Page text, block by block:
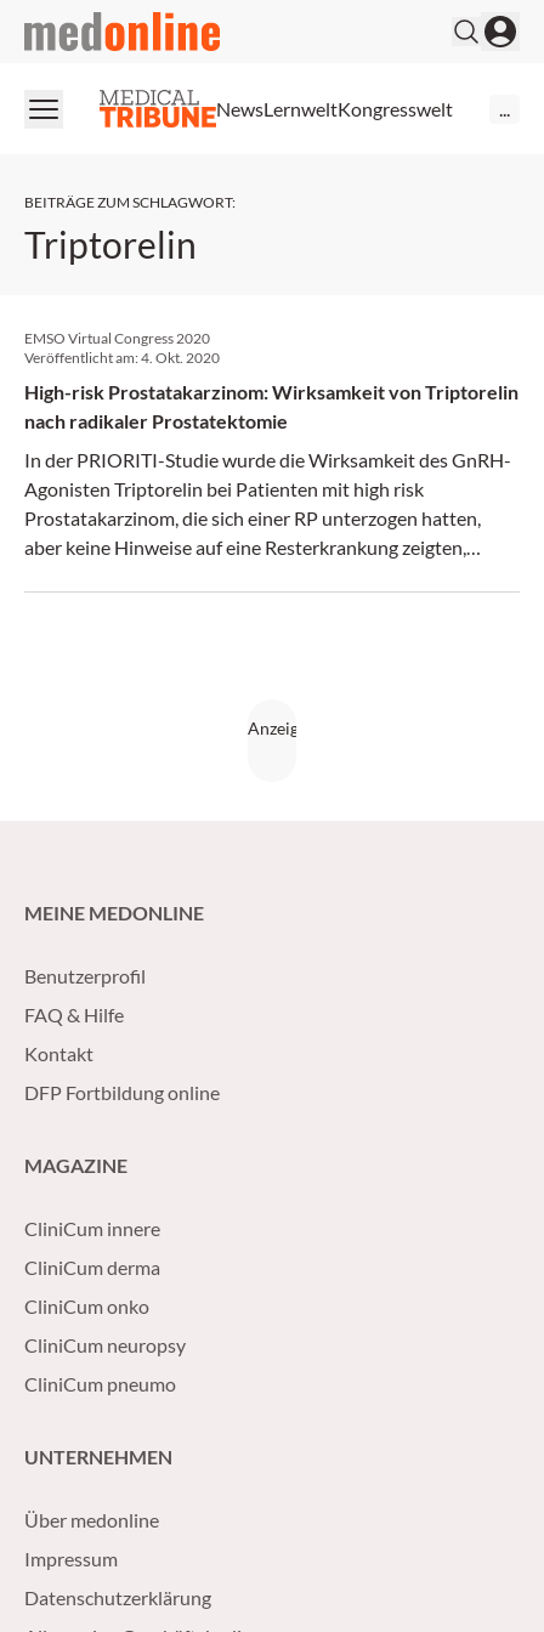
medonline
NewsLernweltKongresswelt
BEITRÄGE ZUM SCHLAGWORT:
Triptorelin
EMSO Virtual Congress 2020
Veröffentlicht am:4. Okt. 2020
High-risk Prostatakarzinom: Wirksamkeit von Triptorelin
nach radikaler Prostatektomie
In der PRIORITI-Studie wurde die Wirksamkeit des GnRH-
Agonisten Triptorelin bei Patienten mit high risk
Prostatakarzinom, die sich einer RP unterzogen hatten,
aber keine Hinweise auf eine Resterkrankung zeigten,
MEINE MEDONLINE
Benutzerprofil
FAQ & Hilfe
Kontakt
DFP Fortbildung online
MAGAZINE
CliniCum innere
CliniCum derma
CliniCum onko
CliniCum neuropsy
CliniCum pneumo
UNTERNEHMEN
Über medonline
Impressum
Datenschutzerklärung